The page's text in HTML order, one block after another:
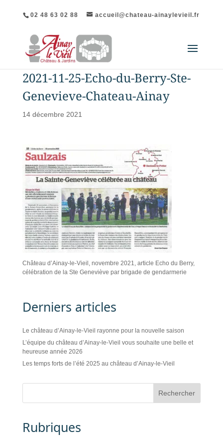
02 48 63 02 88 accueil@chateau-ainaylevieil.fr
2021-11-25-Echo-du-Berry-Ste-
Genevieve-Chateau-Ainay
14 décembre 2021
Château d’Ainay-le-Vieil, novembre 2021, article Echo du Berry,
célébration de la Ste Geneviève par brigade de gendarmerie
Derniers articles
Le château d’Ainay-le-Vieil rayonne pour la nouvelle saison
L’équipe du château d’Ainay-le-Vieil vous souhaite une belle et
heureuse année 2026
Les temps forts de l’été 2025 au château d’Ainay-le-Vieil
Rubriques